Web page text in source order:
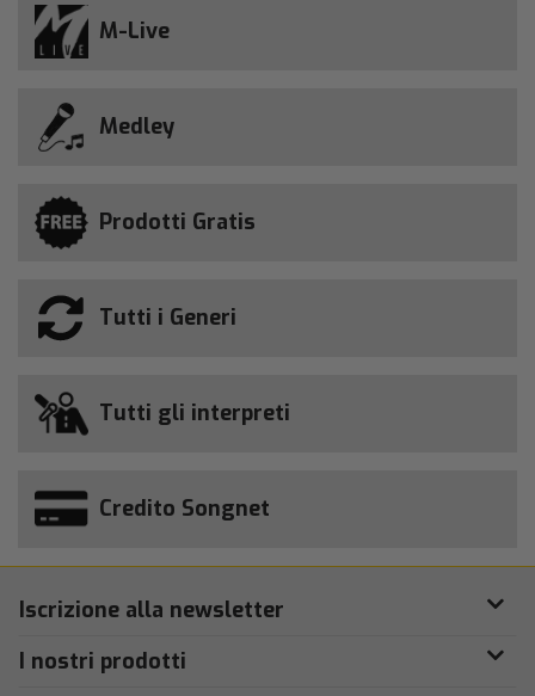
M-Live
Medley
Prodotti Gratis
Tutti i Generi
Tutti gli interpreti
Credito Songnet
Iscrizione alla newsletter
I nostri prodotti